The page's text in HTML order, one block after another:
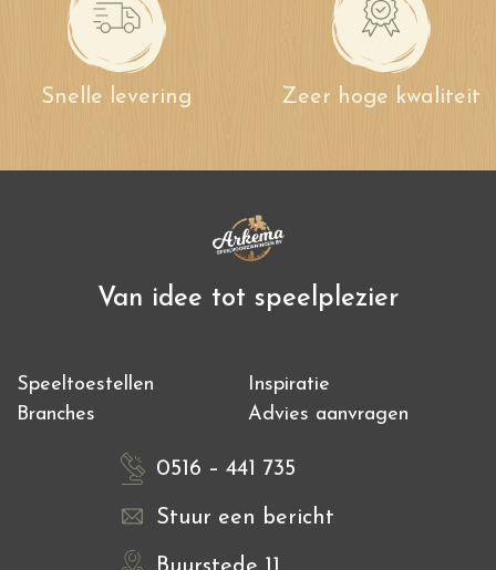
Snelle levering Zeer hoge kwaliteit
Van idee tot speelplezier
Speeltoestellen
Inspiratie
Branches
Advies aanvragen
0516 – 441 735
Stuur een bericht